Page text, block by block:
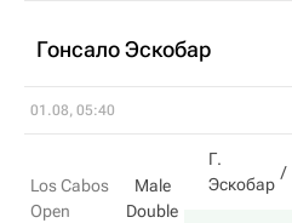
Гонсало Эскобар
01.08, 05:40
Los Cabos
Open
Male
Double
Г.
Эскобар